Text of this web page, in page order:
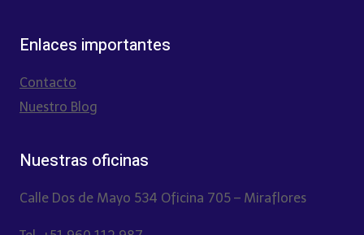
Enlaces importantes
Contacto
Nuestro Blog
Nuestras oficinas
Calle Dos de Mayo 534 Oficina 705 – Miraflores